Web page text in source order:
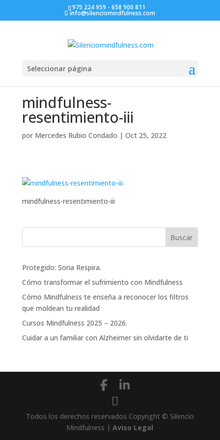
975 224 959 - 658 900 811
info@silenciomindfulness.com
Seleccionar página
mindfulness-
resentimiento-iii
por Mercedes Rubio Condado | Oct 25, 2022
mindfulness-resentimiento-iii
Protegido: Soria Respira.
Cómo transformar el sufrimiento con Mindfulness
Cómo Mindfulness te enseña a reconocer los filtros
que moldean tu realidad
Cursos Mindfulness 2025 – 2026.
Cuidar a un familiar con Alzheimer sin olvidarte de ti
Todos los derechos reservados Copyright © Silencio
Mindfulness |Aviso Legal